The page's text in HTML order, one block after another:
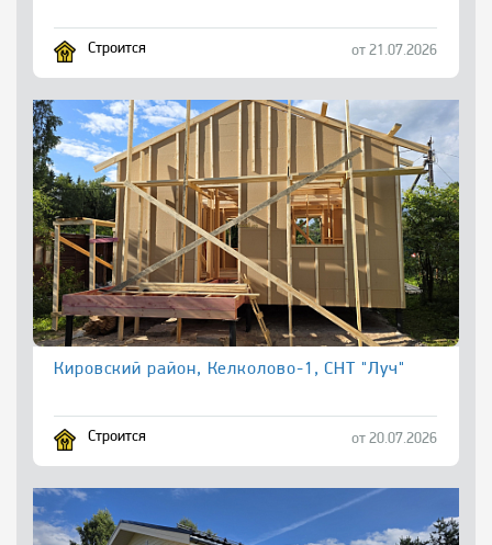
Строится от 21.07.2026
Кировский район, Келколово-1, СНТ "Луч"
Строится от 20.07.2026